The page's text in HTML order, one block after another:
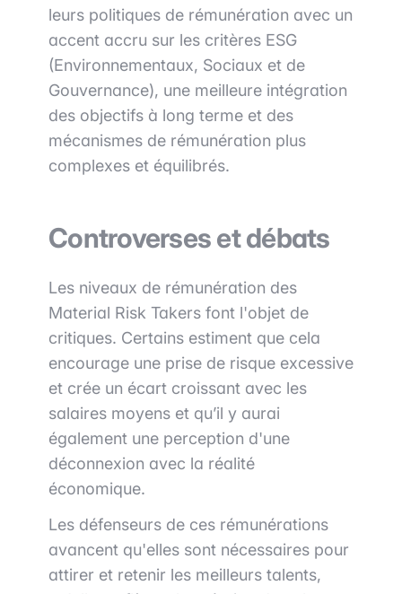
leurs politiques de rémunération avec un
accent accru sur les critères ESG
(Environnementaux, Sociaux et de
Gouvernance), une meilleure intégration
des objectifs à long terme et des
mécanismes de rémunération plus
complexes et équilibrés.
Controverses et débats
Les niveaux de rémunération des
Material Risk Takers font l'objet de
critiques. Certains estiment que cela
encourage une prise de risque excessive
et crée un écart croissant avec les
salaires moyens et qu’il y aurai
également une perception d'une
déconnexion avec la réalité
économique.
Les défenseurs de ces rémunérations
avancent qu'elles sont nécessaires pour
attirer et retenir les meilleurs talents,